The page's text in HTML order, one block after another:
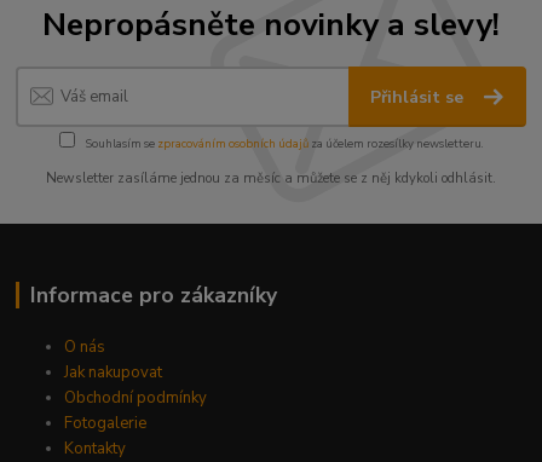
Nepropásněte novinky a slevy!
Přihlásit se
Souhlasím se zpracováním osobních údajůza účelem rozesílky newsletteru.
Newsletter zasíláme jednou za měsíc a můžete se z něj kdykoli odhlásit.
Informace pro zákazníky
O nás
Jak nakupovat
Obchodní podmínky
Fotogalerie
Kontakty